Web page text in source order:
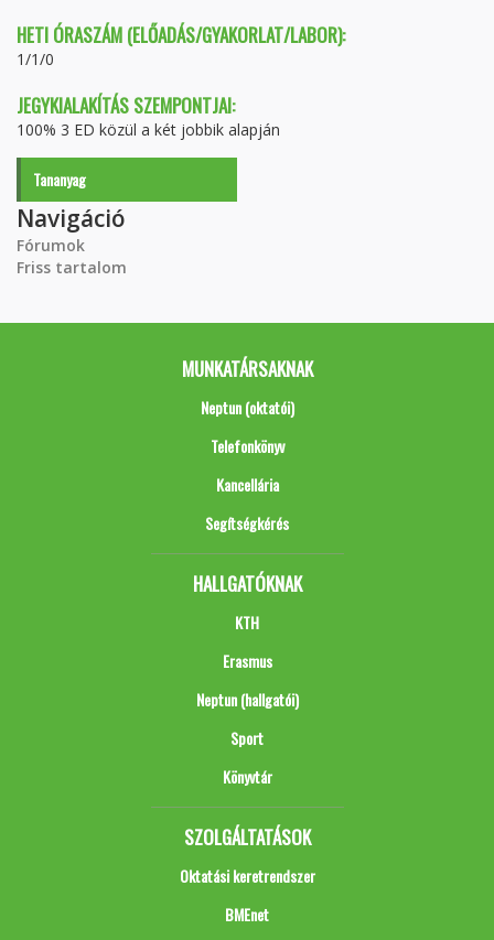
HETI ÓRASZÁM (ELŐADÁS/GYAKORLAT/LABOR):
1/1/0
JEGYKIALAKÍTÁS SZEMPONTJAI:
100% 3 ED közül a két jobbik alapján
Tananyag
Navigáció
Fórumok
Friss tartalom
MUNKATÁRSAKNAK
Neptun (oktatói)
Telefonkönyv
Kancellária
Segítségkérés
HALLGATÓKNAK
KTH
Erasmus
Neptun (hallgatói)
Sport
Könyvtár
SZOLGÁLTATÁSOK
Oktatási keretrendszer
BMEnet